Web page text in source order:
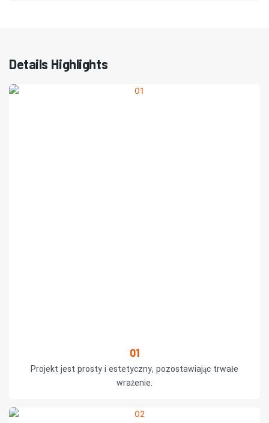
Details Highlights
01
Projekt jest prosty i estetyczny, pozostawiając trwałe
wrażenie.